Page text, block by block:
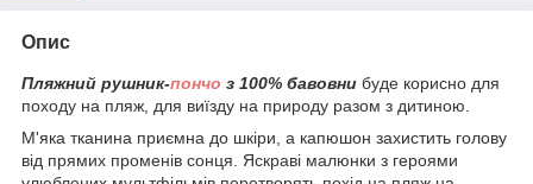
Опис
Пляжний рушник-пончо з 100% бавовни буде корисно для
походу на пляж, для виїзду на природу разом з дитиною.
М'яка тканина приємна до шкіри, а капюшон захистить голову
від прямих променів сонця. Яскраві малюнки з героями